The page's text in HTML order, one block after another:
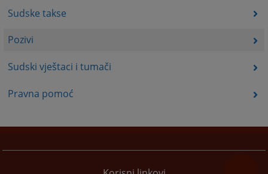
Sudske takse
Pozivi
Sudski vještaci i tumači
Pravna pomoć